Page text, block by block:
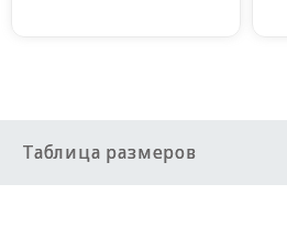
Таблица размеров